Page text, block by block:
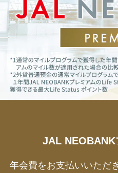
JAL NEOBANK
年会費をお支払いいただ